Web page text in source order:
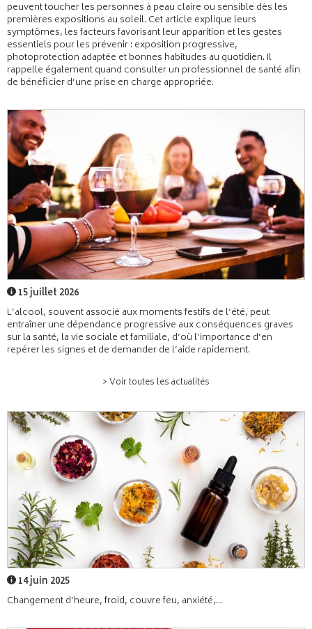
peuvent toucher les personnes à peau claire ou sensible dès les
premières expositions au soleil. Cet article explique leurs
symptômes, les facteurs favorisant leur apparition et les gestes
essentiels pour les prévenir : exposition progressive,
photoprotection adaptée et bonnes habitudes au quotidien. Il
rappelle également quand consulter un professionnel de santé afin
de bénéficier d’une prise en charge appropriée.
15 juillet 2026
L’alcool, souvent associé aux moments festifs de l’été, peut
entraîner une dépendance progressive aux conséquences graves
sur la santé, la vie sociale et familiale, d’où l’importance d’en
repérer les signes et de demander de l’aide rapidement.
> Voir toutes les actualités
14 juin 2025
Changement d’heure, froid, couvre feu, anxiété,...